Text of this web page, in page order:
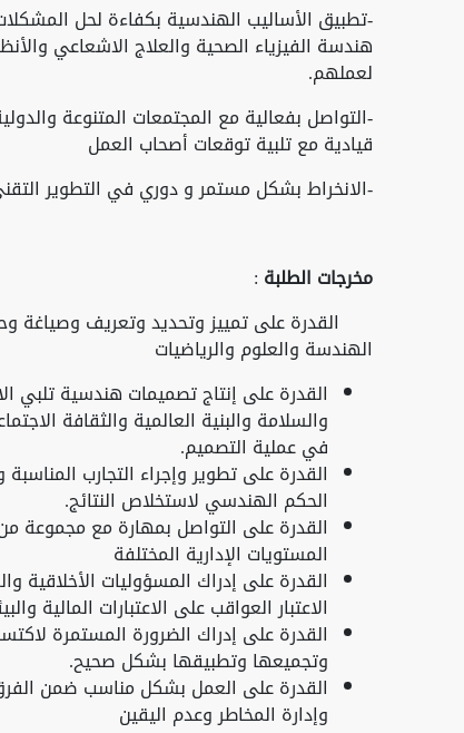
-تطبيق الأساليب الهندسية بكفاءة لحل
هندسة الفيزياء الصحية والعلاج الاشعاعي
لعملهم.
-التواصل بفعالية مع المجتمعات المتنوعة
قيادية مع تلبية توقعات أصحاب العمل
-الانخراط بشكل مستمر و دوري في التطوير
مخرجات الطلبة :
القدرة على تمييز وتحديد وتعريف وصياغة
الهندسة والعلوم والرياضيات
القدرة على إنتاج تصميمات هندسية تلبي
والسلامة والبنية العالمية والثقافة
في عملية التصميم.
القدرة على تطوير وإجراء التجارب
الحكم الهندسي لاستخلاص النتائج.
القدرة على التواصل بمهارة مع مجموعة
المستويات الإدارية المختلفة
القدرة على إدراك المسؤوليات الأخلاقية
الاعتبار العواقب على الاعتبارات المالية
القدرة على إدراك الضرورة المستمرة
وتجميعها وتطبيقها بشكل صحيح.
القدرة على العمل بشكل مناسب ضمن
وإدارة المخاطر وعدم اليقين